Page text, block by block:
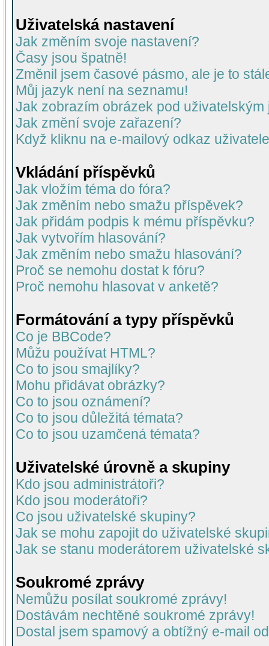
Uživatelská nastavení
Jak změním svoje nastavení?
Časy jsou špatně!
Změnil jsem časové pásmo, ale je to
Můj jazyk není na seznamu!
Jak zobrazím obrázek pod uživatelským
Jak změní svoje zařazení?
Když kliknu na e-mailový odkaz
Vkládání příspěvků
Jak vložím téma do fóra?
Jak změním nebo smažu příspěvek?
Jak přidám podpis k mému příspěvku?
Jak vytvořím hlasování?
Jak změním nebo smažu hlasování?
Proč se nemohu dostat k fóru?
Proč nemohu hlasovat v anketě?
Formátování a typy příspěvků
Co je BBCode?
Můžu používat HTML?
Co to jsou smajlíky?
Mohu přidávat obrázky?
Co to jsou oznámení?
Co to jsou důležitá témata?
Co to jsou uzamčená témata?
Uživatelské úrovně a skupiny
Kdo jsou administrátoři?
Kdo jsou moderátoři?
Co jsou uživatelské skupiny?
Jak se mohu zapojit do uživatelské
Jak se stanu moderátorem uživatelské
Soukromé zprávy
Nemůžu posílat soukromé zprávy!
Dostávám nechtěné soukromé zprávy!
Dostal jsem spamový a obtížný e-mail